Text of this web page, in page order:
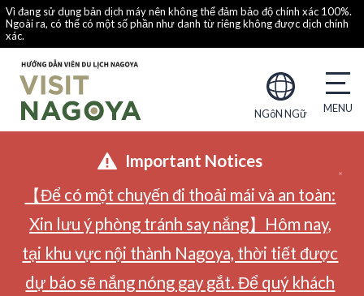
Vì đang sử dụng bản dịch máy nên không thể đảm bảo độ chính xác 100%.
Ngoài ra, có thể có một số phần như danh từ riêng không được dịch chính
xác.
NGôN NGữ
Important Notices
【Để có một chuyến đi thoải mái và an toàn:
Xin lưu ý phòng tránh say nắng】Hôm nay,
tại khu vực nội thành Nagoya, thời tiết được
dự báo sẽ nắng nóng gay gắt. Để quý khách